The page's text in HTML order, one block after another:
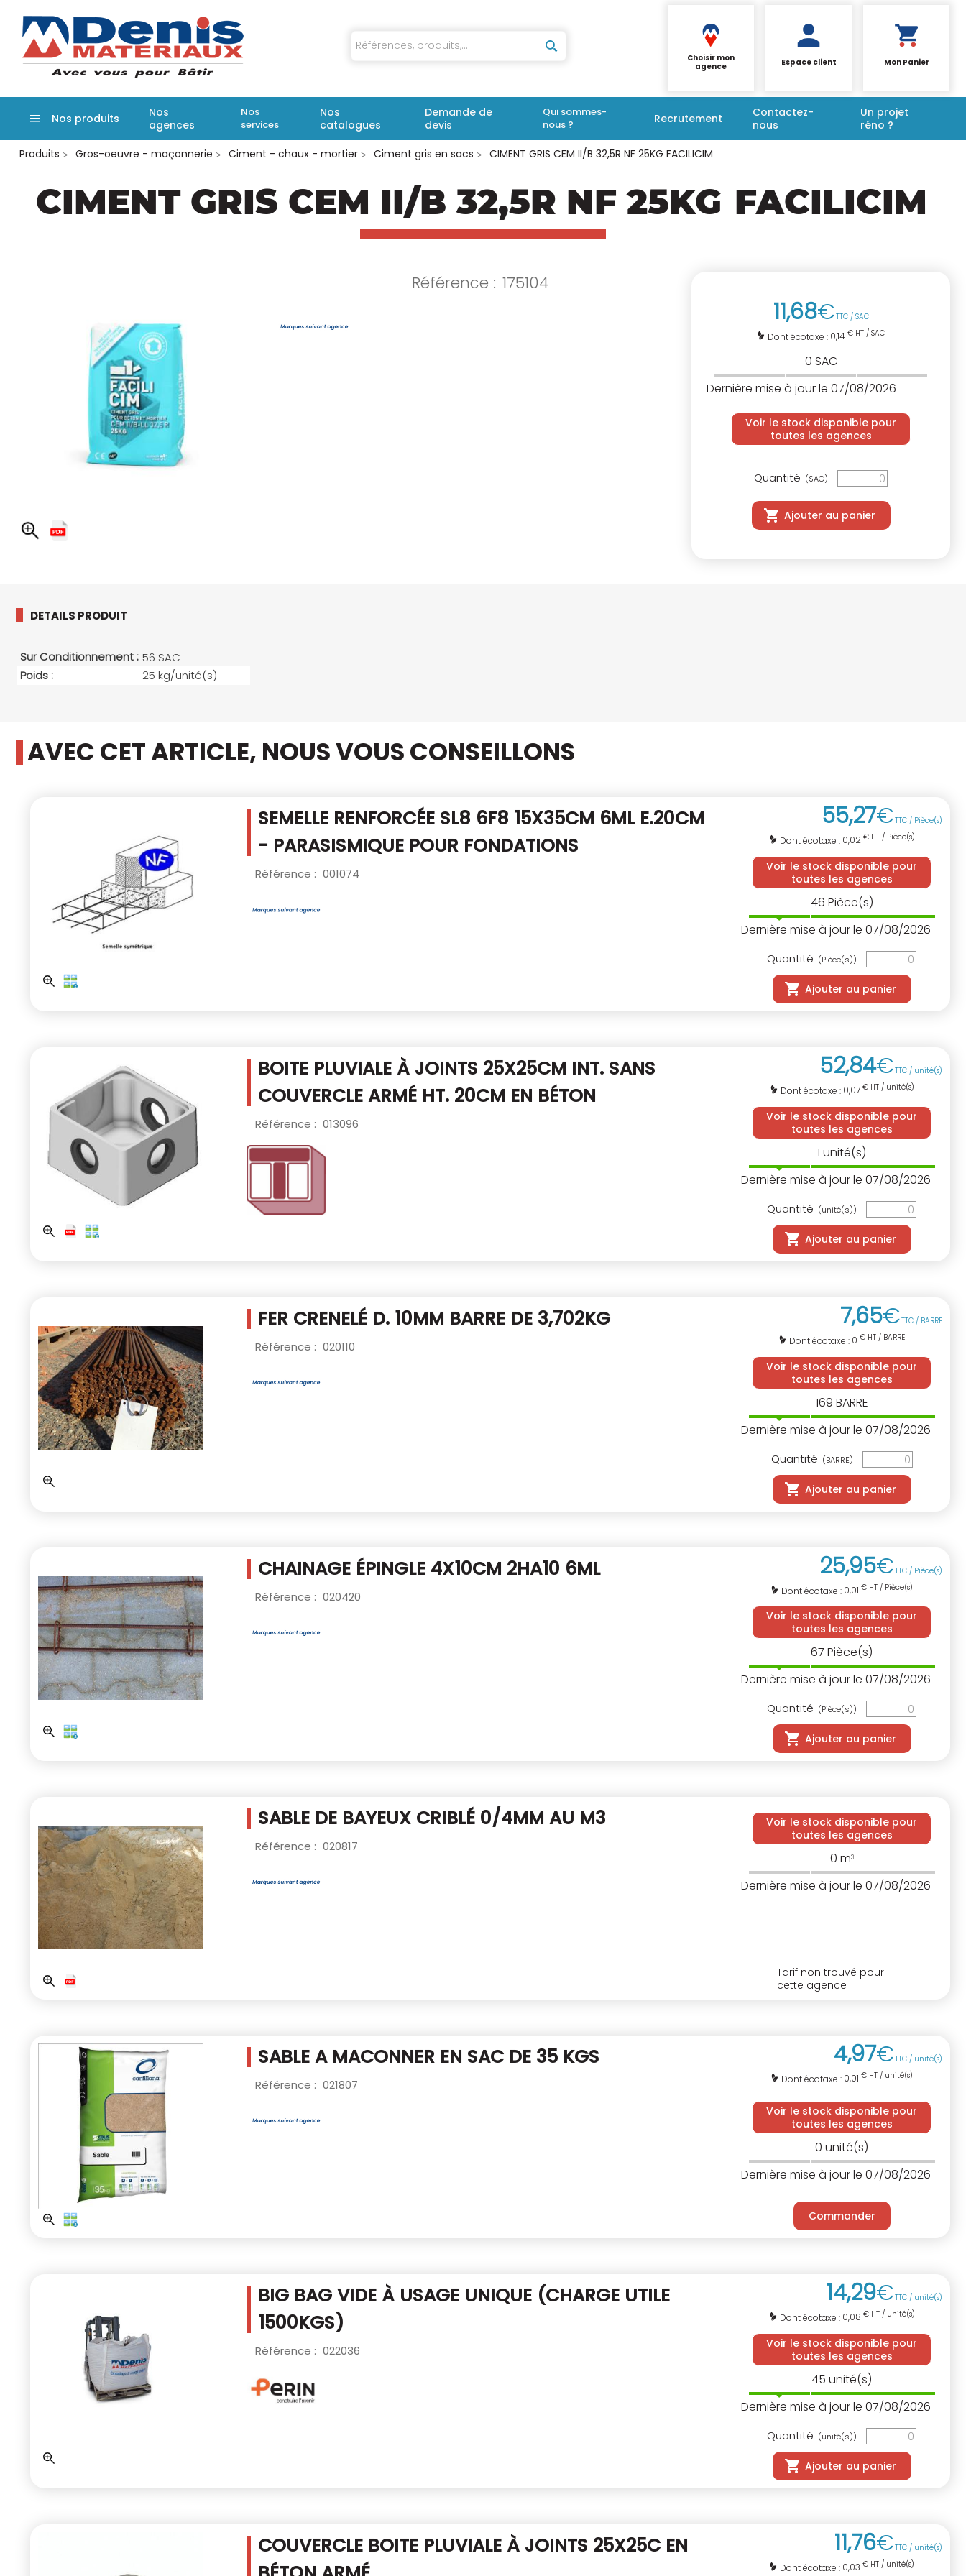
Aller
principal
Choisir mon
agence
Espace client Mon Panier
Nos produits
Nos
agences
Nos
services
Nos
catalogues
Demande de
devis
Qui sommes-
nous ?
Recrutement
Contactez-
nous
Un projet
réno ?
Produits
Gros-oeuvre - maçonnerie Ciment - chaux - mortier Ciment gris en sacs CIMENT GRIS CEM II/B 32,5R NF 25KG FACILICIM
CIMENT GRIS CEM II/B 32,5R NF 25KG FACILICIM
Référence : 175104
11,68€TTC / SAC
Dont écotaxe : 0,14 € HT / SAC
0 SAC
Dernière mise à jour le 07/08/2026
Voir le stock disponible pour
toutes les agences
Quantité (SAC)
Ajouter au panier
DETAILS PRODUIT
Sur Conditionnement : 56 SAC
Poids :
25 kg/unité(s)
AVEC CET ARTICLE, NOUS VOUS CONSEILLONS
SEMELLE RENFORCÉE SL8 6F8 15X35CM 6ML E.20CM
- PARASISMIQUE POUR FONDATIONS
Référence : 001074
55,27€TTC / Pièce(s)
Dont écotaxe : 0,02 € HT / Pièce(s)
Voir le stock disponible pour
toutes les agences
46 Pièce(s)
Dernière mise à jour le 07/08/2026
Quantité (Pièce(s))
Ajouter au panier
BOITE PLUVIALE À JOINTS 25X25CM INT. SANS
COUVERCLE ARMÉ HT. 20CM EN BÉTON
Référence : 013096
52,84€TTC / unité(s)
Dont écotaxe : 0,07€ HT / unité(s)
Voir le stock disponible pour
toutes les agences
1 unité(s)
Dernière mise à jour le 07/08/2026
Quantité (unité(s))
Ajouter au panier
FER CRENELÉ D. 10MM BARRE DE 3,702KG
Référence : 020110
7,65€TTC / BARRE
Dont écotaxe : 0 € HT / BARRE
Voir le stock disponible pour
toutes les agences
169 BARRE
Dernière mise à jour le 07/08/2026
Quantité (BARRE)
Ajouter au panier
CHAINAGE ÉPINGLE 4X10CM 2HA10 6ML
Référence : 020420
25,95€TTC / Pièce(s)
Dont écotaxe : 0,01 € HT / Pièce(s)
Voir le stock disponible pour
toutes les agences
67 Pièce(s)
Dernière mise à jour le 07/08/2026
Quantité (Pièce(s))
Ajouter au panier
SABLE DE BAYEUX CRIBLÉ 0/4MM AU M3
Référence : 020817
Voir le stock disponible pour
toutes les agences
0 m3
Dernière mise à jour le 07/08/2026
Tarif non trouvé pour
cette agence
SABLE A MACONNER EN SAC DE 35 KGS
Référence : 021807
4,97€TTC / unité(s)
Dont écotaxe : 0,01 € HT / unité(s)
Voir le stock disponible pour
toutes les agences
0 unité(s)
Dernière mise à jour le 07/08/2026
Commander
BIG BAG VIDE À USAGE UNIQUE (CHARGE UTILE
1500KGS)
Référence : 022036
14,29€TTC / unité(s)
Dont écotaxe : 0,08 € HT / unité(s)
Voir le stock disponible pour
toutes les agences
45 unité(s)
Dernière mise à jour le 07/08/2026
Quantité (unité(s))
Ajouter au panier
COUVERCLE BOITE PLUVIALE À JOINTS 25X25C EN
11,76€TTC / unité(s)
Dont écotaxe : 0,03 € HT / unité(s)